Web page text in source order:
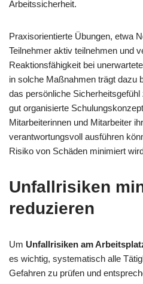
Arbeitssicherheit.
Praxisorientierte Übungen, etwa
Teilnehmer aktiv teilnehmen und
Reaktionsfähigkeit bei
in solche Maßnahmen trägt dazu
das persönliche
gut organisierte
Mitarbeiterinnen und Mitarbeiter
verantwortungsvoll ausführen
Risiko von Schäden minimiert
Unfallrisiken
reduzieren
Um Unfallrisiken am
es wichtig, systematisch alle
Gefahren zu prüfen und